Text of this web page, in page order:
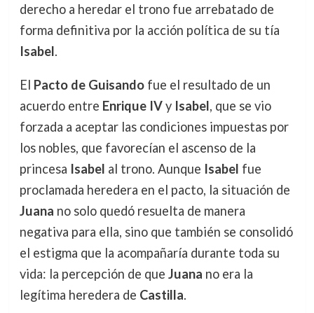
derecho a heredar el trono fue arrebatado de
forma definitiva por la acción política de su tía
Isabel.
El Pacto de Guisandofue el resultado de un
acuerdo entre Enrique IVy Isabel, que se vio
forzada a aceptar las condiciones impuestas por
los nobles, que favorecían el ascenso de la
princesa Isabel al trono. Aunque Isabel fue
proclamada heredera en el pacto, la situación de
Juana no solo quedó resuelta de manera
negativa para ella, sino que también se consolidó
el estigma que la acompañaría durante toda su
vida: la percepción de que Juana no era la
legítima heredera de Castilla.